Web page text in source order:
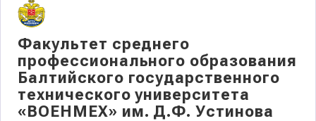
Факультет среднего
профессионального образования
Балтийского государственного
технического университета
«ВОЕНМЕХ» им. Д.Ф. Устинова